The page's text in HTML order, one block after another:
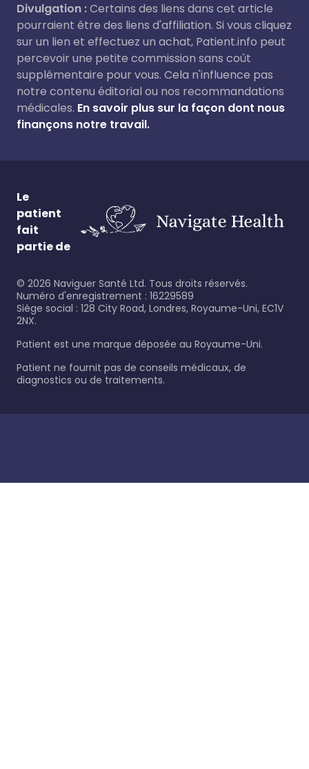
Divulgation :Certains des liens dans cet article
pourraient être des liens d'affiliation. Si vous cliquez
sur un lien et effectuez un achat, Patient.info peut
percevoir une petite commission sans coût
supplémentaire pour vous. Cela n'influence pas
notre contenu éditorial ou nos recommandations
médicales. En savoir plus sur la façon dont nous
finançons notre travail.
Le
patient
fait
partie de
© 2026 Naviguer Santé Ltd. Tous droits réservés.
Numéro d'enregistrement : 16229589
Siège social : 128 City Road, Londres, Royaume-Uni, EC1V
2NX.
Patient est une marque déposée au Royaume-Uni.
Patient ne fournit pas de conseils médicaux, de
diagnostics ou de traitements.